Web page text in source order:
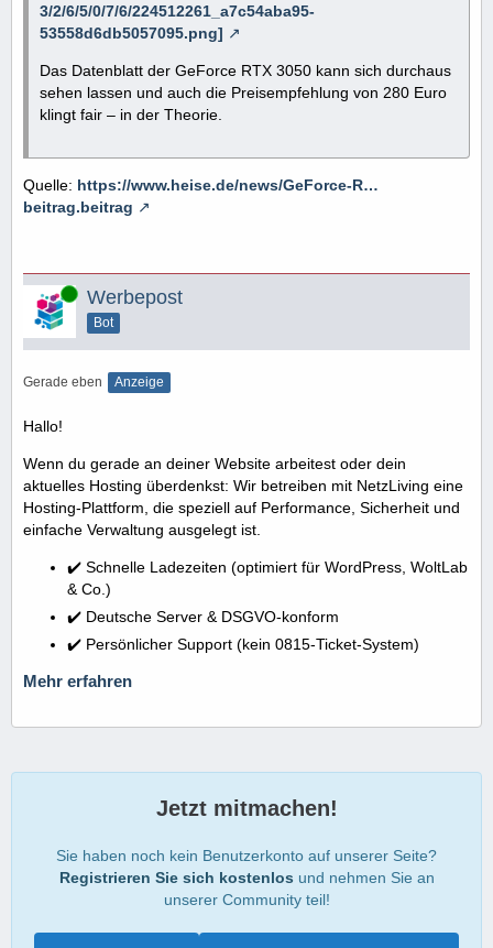
3/2/6/5/0/7/6/224512261_a7c54aba95-
53558d6db5057095.png]
Das Datenblatt der GeForce RTX 3050 kann sich durchaus
sehen lassen und auch die Preisempfehlung von 280 Euro
klingt fair – in der Theorie.
Quelle: https://www.heise.de/news/GeForce-R…
beitrag.beitrag
Online Werbepost
Bot
Gerade eben Anzeige
Hallo!
Wenn du gerade an deiner Website arbeitest oder dein
aktuelles Hosting überdenkst: Wir betreiben mit NetzLiving eine
Hosting-Plattform, die speziell auf Performance, Sicherheit und
einfache Verwaltung ausgelegt ist.
✔️ Schnelle Ladezeiten (optimiert für WordPress, WoltLab
& Co.)
✔️ Deutsche Server & DSGVO-konform
✔️ Persönlicher Support (kein 0815-Ticket-System)
Mehr erfahren
Jetzt mitmachen!
Sie haben noch kein Benutzerkonto auf unserer Seite?
Registrieren Sie sich kostenlos und nehmen Sie an
unserer Community teil!